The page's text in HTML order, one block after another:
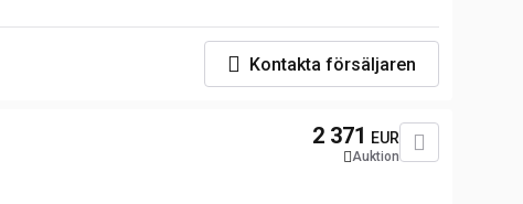
Kontakta försäljaren
2 371 EUR
Auktion